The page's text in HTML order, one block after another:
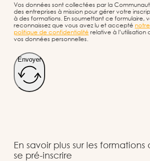
Vos données sont collectées par la
des entreprises à mission pour gérer votre
à des formations. En soumettant ce formulaire,
reconnaissez que vous avez lu et accepté notre
politique de confidentialitérelative à l’utilisation
vos données personnelles.
Envoyer
En savoir plus sur les formations
se pré-inscrire